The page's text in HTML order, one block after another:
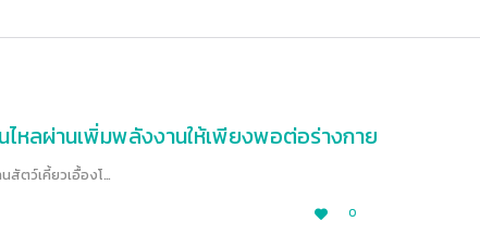
หลผ่านเพิ่มพลังงานให้เพียงพอต่อร่างกาย
สัตว์เคี้ยวเอื้องโ…

LOVE
IT
0